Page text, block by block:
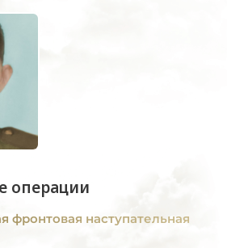
операции
фронтовая наступательная